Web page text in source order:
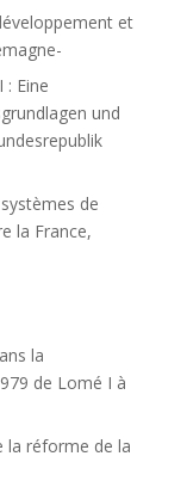
et
: Eine
und
de
la France,
la
de Lomé I à
la réforme de la